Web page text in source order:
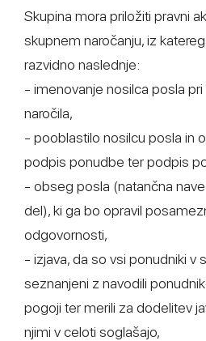
Skupina mora priložiti pravni
skupnem naročanju, iz
razvidno naslednje:
- imenovanje nosilca posla
naročila,
- pooblastilo nosilcu posla in
podpis ponudbe ter podpis
- obseg posla (natančna
del), ki ga bo opravil
odgovornosti,
- izjava, da so vsi ponudniki v
seznanjeni z navodili
pogoji ter merili za dodelitev
njimi v celoti soglašajo,